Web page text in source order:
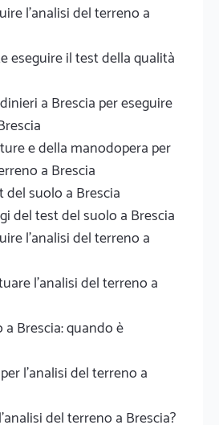
l'analisi del terreno a
eseguire il test della qualità
a Brescia per eseguire
e della manodopera per
a Brescia
suolo a Brescia
del test del suolo a Brescia
l'analisi del terreno a
l'analisi del terreno a
Brescia: quando è
l'analisi del terreno a
del terreno a Brescia?